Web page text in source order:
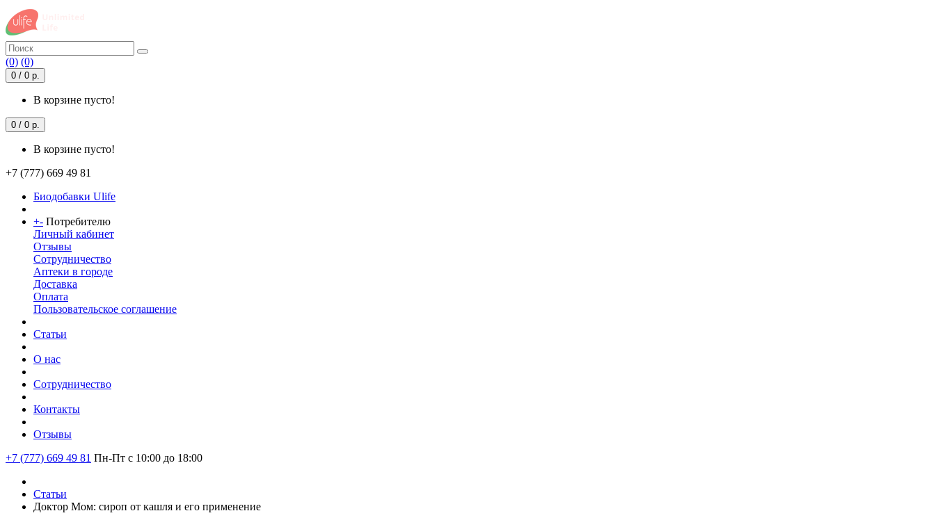
(0) (0)
0 / 0 р.
В корзине пусто!
0 / 0 р.
В корзине пусто!
+7 (777) 669 49 81
Биодобавки Ulife
+- Потребителю
Личный кабинет
Отзывы
Сотрудничество
Аптеки в городе
Доставка
Оплата
Пользовательское соглашение
Статьи
О нас
Сотрудничество
Контакты
Отзывы
+7 (777) 669 49 81 Пн-Пт с 10:00 до 18:00
Статьи
Доктор Мом: сироп от кашля и его применение